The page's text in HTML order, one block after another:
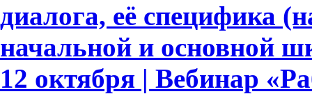
диалога, её специфика
начальной и основной
12 октября | Вебинар